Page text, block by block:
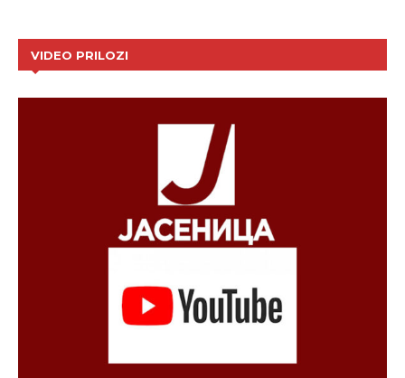
VIDEO PRILOZI